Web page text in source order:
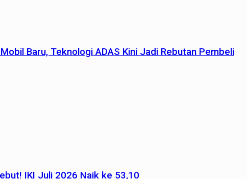
Baru, Teknologi ADAS Kini Jadi Rebutan Pembeli
IKI Juli 2026 Naik ke 53,10